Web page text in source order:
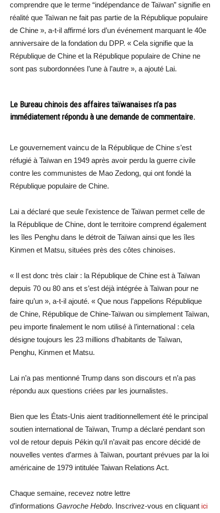
comprendre que le terme “indépendance de Taïwan” signifie en
réalité que Taïwan ne fait pas partie de la République populaire
de Chine », a-t-il affirmé lors d’un événement marquant le 40e
anniversaire de la fondation du DPP. « Cela signifie que la
République de Chine et la République populaire de Chine ne
sont pas subordonnées l’une à l’autre », a ajouté Lai.
Le Bureau chinois des affaires taïwanaises n’a pas
immédiatement répondu à une demande de commentaire.
Le gouvernement vaincu de la République de Chine s’est
réfugié à Taïwan en 1949 après avoir perdu la guerre civile
contre les communistes de Mao Zedong, qui ont fondé la
République populaire de Chine.
Lai a déclaré que seule l’existence de Taïwan permet celle de
la République de Chine, dont le territoire comprend également
les îles Penghu dans le détroit de Taïwan ainsi que les îles
Kinmen et Matsu, situées près des côtes chinoises.
« Il est donc très clair : la République de Chine est à Taïwan
depuis 70 ou 80 ans et s’est déjà intégrée à Taïwan pour ne
faire qu’un », a-t-il ajouté. « Que nous l’appelions République
de Chine, République de Chine-Taïwan ou simplement Taïwan,
peu importe finalement le nom utilisé à l’international : cela
désigne toujours les 23 millions d’habitants de Taïwan,
Penghu, Kinmen et Matsu.
Lai n’a pas mentionné Trump dans son discours et n’a pas
répondu aux questions criées par les journalistes.
Bien que les États-Unis aient traditionnellement été le principal
soutien international de Taïwan, Trump a déclaré pendant son
vol de retour depuis Pékin qu’il n’avait pas encore décidé de
nouvelles ventes d’armes à Taïwan, pourtant prévues par la loi
américaine de 1979 intitulée Taiwan Relations Act.
Chaque semaine, recevez notre lettre
d’informations Gavroche Hebdo. Inscrivez-vous en cliquant ici